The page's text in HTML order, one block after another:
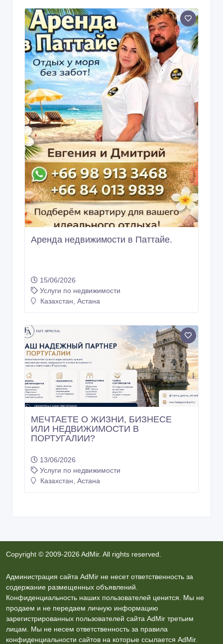
Аренда недвижимости в Паттайе.
15/06/2026
Услуги по недвижимости
Казахстан, Астана
МЕЧТАЕТЕ О ЖИЗНИ, БИЗНЕСЕ
ИЛИ НЕДВИЖИМОСТИ В
ПОРТУГАЛИИ?
13/06/2026
Услуги по недвижимости
Казахстан, Астана
Copyright © 2009-2026 AdMir. All rights reserved.
Администрация сайта AdMir не несет ответственность за
содержание размещенных объявлений.
Конфиденциальность наших пользователей ценится. Мы не
продаем и не передаем личную информацию
зарегистрированных пользователей сайта AdMir третьим
лицам. Мы не несем ответственность за правила
конфиденциальности сайтов на которые ссылается AdMir.